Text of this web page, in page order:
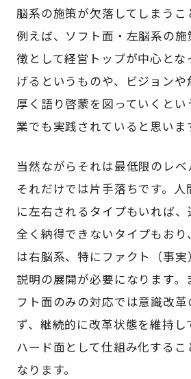
脳系の施策が欠落してしまうこ
例えば、ソフト面・左脳系の
徴として経営トップが中心とな
げるというものや、ビジョン
厚く語り啓蒙を図っていくと
業でも実践されていると思いま
当然ながらそれは最低限のレベ
それだけでは片手落ちです。
に左右されるタイプもいれば
全く納得できないタイプもお
は右脳系、特にファクト（事
説明の展開が必要になります。
フト面のみの対応では意識改
ず、継続的に改革状態を維持し
ハード面として仕組み化する
なります。